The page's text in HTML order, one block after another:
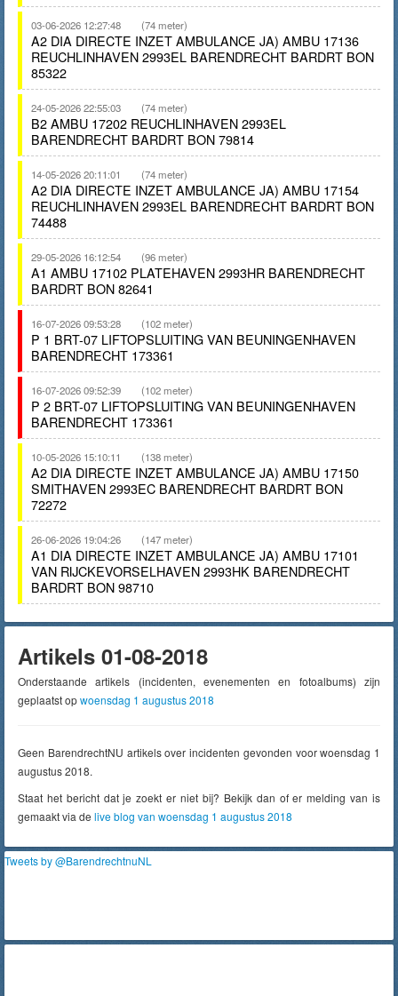
03-06-2026 12:27:48 (74 meter)
A2 DIA DIRECTE INZET AMBULANCE JA) AMBU 17136
REUCHLINHAVEN 2993EL BARENDRECHT BARDRT BON
85322
24-05-2026 22:55:03 (74 meter)
B2 AMBU 17202 REUCHLINHAVEN 2993EL
BARENDRECHT BARDRT BON 79814
14-05-2026 20:11:01 (74 meter)
A2 DIA DIRECTE INZET AMBULANCE JA) AMBU 17154
REUCHLINHAVEN 2993EL BARENDRECHT BARDRT BON
74488
29-05-2026 16:12:54 (96 meter)
A1 AMBU 17102 PLATEHAVEN 2993HR BARENDRECHT
BARDRT BON 82641
16-07-2026 09:53:28 (102 meter)
P 1 BRT-07 LIFTOPSLUITING VAN BEUNINGENHAVEN
BARENDRECHT 173361
16-07-2026 09:52:39 (102 meter)
P 2 BRT-07 LIFTOPSLUITING VAN BEUNINGENHAVEN
BARENDRECHT 173361
10-05-2026 15:10:11 (138 meter)
A2 DIA DIRECTE INZET AMBULANCE JA) AMBU 17150
SMITHAVEN 2993EC BARENDRECHT BARDRT BON
72272
26-06-2026 19:04:26 (147 meter)
A1 DIA DIRECTE INZET AMBULANCE JA) AMBU 17101
VAN RIJCKEVORSELHAVEN 2993HK BARENDRECHT
BARDRT BON 98710
Artikels 01-08-2018
Onderstaande artikels (incidenten, evenementen en fotoalbums) zijn
geplaatst opwoensdag 1 augustus 2018
Geen BarendrechtNU artikels over incidenten gevonden voor woensdag 1
augustus 2018.
Staat het bericht dat je zoekt er niet bij? Bekijk dan of er melding van is
gemaakt via de live blog van woensdag 1 augustus 2018
Tweets by @BarendrechtnuNL